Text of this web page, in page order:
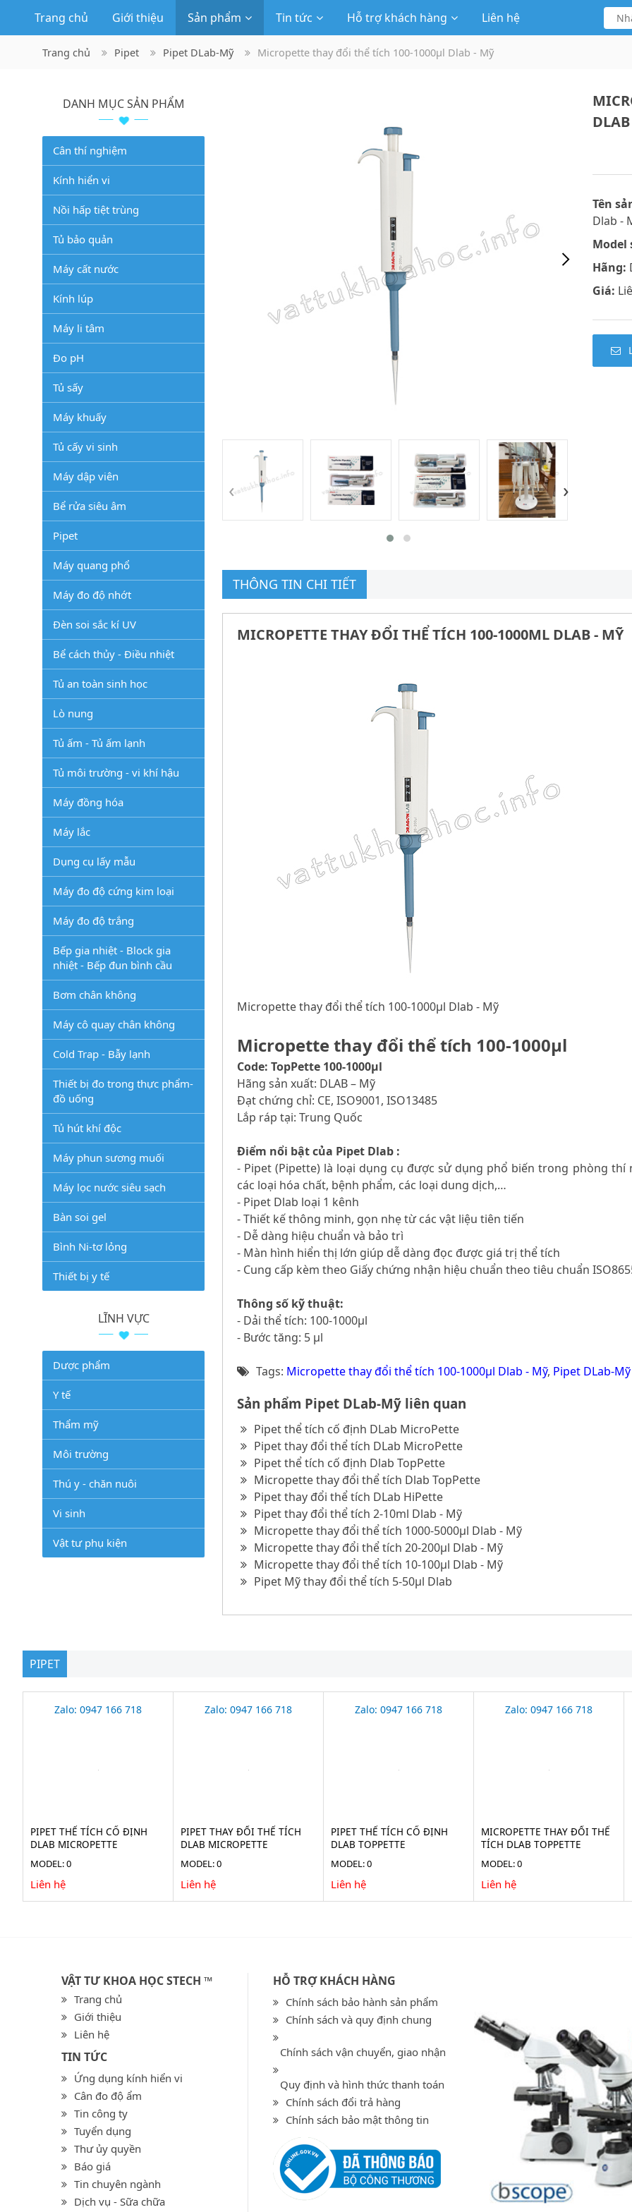
Trang chủ Giới thiệu Sản phẩm Tin tức Hỗ trợ khách hàng Liên hệ
Trang chủ Pipet Pipet DLab-Mỹ Micropette thay đổi thể tích 100-1000μl Dlab - Mỹ
‹ ›
Tên
Dlab -
Model
Hãng:
Giá:
THÔNG TIN CHI TIẾT
MICROPETTE THAY ĐỔI THỂ TÍCH 100-1000ΜL DLAB - MỸ
Micropette thay đổi thể tích 100-1000μl Dlab - Mỹ
Micropette thay đổi thể tích 100-1000μl
Code: TopPette 100-1000μl
Hãng sản xuất: DLAB – Mỹ
Đạt chứng chỉ: CE, ISO9001, ISO13485
Lắp ráp tại: Trung Quốc
Điểm nổi bật của Pipet Dlab :
- Pipet (Pipette) là loại dụng cụ được sử dụng phổ biến trong phòng
các loại hóa chất, bệnh phẩm, các loại dung dịch,…
- Pipet Dlab loại 1 kênh
- Thiết kế thông minh, gọn nhẹ từ các vật liệu tiên tiến
- Dễ dàng hiệu chuẩn và bảo trì
- Màn hình hiển thị lớn giúp dễ dàng đọc được giá trị thể tích
- Cung cấp kèm theo Giấy chứng nhận hiệu chuẩn theo tiêu chuẩn
Thông số kỹ thuật:
- Dải thể tích: 100-1000μl
- Bước tăng: 5 µl
Tags: Micropette thay đổi thể tích 100-1000μl Dlab - Mỹ, Pipet DLab-Mỹ
Sản phẩm Pipet DLab-Mỹ liên quan
Pipet thể tích cố định DLab MicroPette
Pipet thay đổi thể tích DLab MicroPette
Pipet thể tích cố định Dlab TopPette
Micropette thay đổi thể tích Dlab TopPette
Pipet thay đổi thể tích DLab HiPette
Pipet thay đổi thể tích 2-10ml Dlab - Mỹ
Micropette thay đổi thể tích 1000-5000μl Dlab - Mỹ
Micropette thay đổi thể tích 20-200μl Dlab - Mỹ
Micropette thay đổi thể tích 10-100μl Dlab - Mỹ
Pipet Mỹ thay đổi thể tích 5-50μl Dlab
DANH MỤC SẢN PHẨM
Cân thí nghiệm
Kính hiển vi
Nồi hấp tiệt trùng
Tủ bảo quản
Máy cất nước
Kính lúp
Máy li tâm
Đo pH
Tủ sấy
Máy khuấy
Tủ cấy vi sinh
Máy dập viên
Bể rửa siêu âm
Pipet
Máy quang phổ
Máy đo độ nhớt
Đèn soi sắc kí UV
Bể cách thủy - Điều nhiệt
Tủ an toàn sinh học
Lò nung
Tủ ấm - Tủ ấm lạnh
Tủ môi trường - vi khí hậu
Máy đồng hóa
Máy lắc
Dụng cụ lấy mẫu
Máy đo độ cứng kim loại
Máy đo độ trắng
Bếp gia nhiệt - Block gia
nhiệt - Bếp đun bình cầu
Bơm chân không
Máy cô quay chân không
Cold Trap - Bẫy lạnh
Thiết bị đo trong thực phẩm-
đồ uống
Tủ hút khí độc
Máy phun sương muối
Máy lọc nước siêu sạch
Bàn soi gel
Bình Ni-tơ lỏng
Thiết bị y tế
LĨNH VỰC
Dược phẩm
Y tế
Thẩm mỹ
Môi trường
Thú y - chăn nuôi
Vi sinh
Vật tư phụ kiện
PIPET
Zalo: 0947 166 718
PIPET THỂ TÍCH CỐ ĐỊNH
DLAB MICROPETTE
MODEL: 0
Liên hệ
Zalo: 0947 166 718
PIPET THAY ĐỔI THỂ TÍCH
DLAB MICROPETTE
MODEL: 0
Liên hệ
Zalo: 0947 166 718
PIPET THỂ TÍCH CỐ ĐỊNH
DLAB TOPPETTE
MODEL: 0
Liên hệ
Zalo: 0947 166 718
MICROPETTE THAY ĐỔI THỂ
TÍCH DLAB TOPPETTE
MODEL: 0
Liên hệ
VẬT TƯ KHOA HỌC STECH ™
Trang chủ
Giới thiệu
Liên hệ
TIN TỨC
Ứng dụng kính hiển vi
Cân đo độ ẩm
Tin công ty
Tuyển dụng
Thư ủy quyền
Báo giá
Tin chuyên ngành
Dịch vụ - Sữa chữa
HỖ TRỢ KHÁCH HÀNG
Chính sách bảo hành sản phẩm
Chính sách và quy định chung
Chính sách vận chuyển, giao nhận
Quy định và hình thức thanh toán
Chính sách đổi trả hàng
Chính sách bảo mật thông tin